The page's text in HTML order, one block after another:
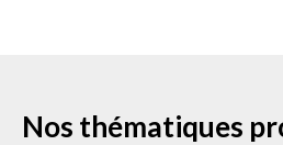
Nos thématiques